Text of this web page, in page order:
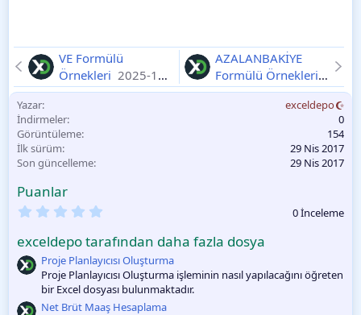
VE Formülü
Örnekleri 2025-11-
11
AZALANBAKİYE
Formülü Örnekleri
2025-11-11
Yazar
exceldepo
İndirmeler
0
Görüntüleme
154
İlk sürüm
29 Nis 2017
Son güncelleme
29 Nis 2017
Puanlar
0
O
y
l
a
m
0 İnceleme
exceldepo tarafından daha fazla dosya
Proje Planlayıcısı Oluşturma
Proje Planlayıcısı Oluşturma işleminin nasıl yapılacağını öğreten
bir Excel dosyası bulunmaktadır.
Net Brüt Maaş Hesaplama